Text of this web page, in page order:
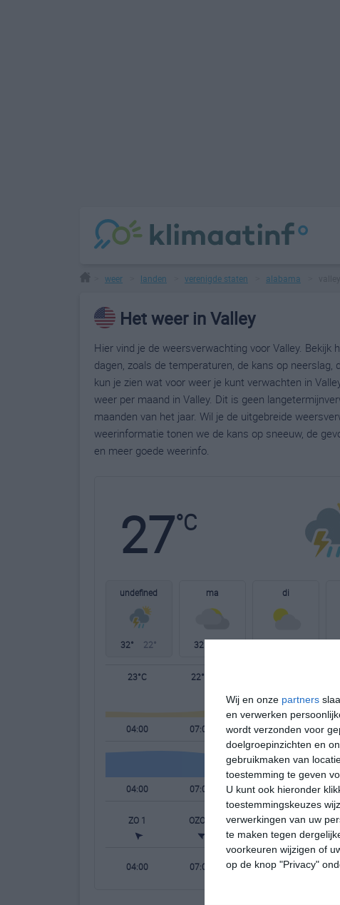
Wij en onze partners
en verwerken
wordt verzonden voor
doelgroepinzichten en
gebruikmaken van
toestemming te geven
U kunt ook hieronder
toestemmingskeuzes
verwerkingen van uw
te maken tegen
voorkeuren wijzigen of
op de knop "Privacy"
weer landen verenigde staten alabama
Het weer in Valley
Hier vind je de weersverwachting voor Valley.
dagen, zoals de temperaturen, de kans op
kun je zien wat voor weer je kunt verwachten in
weer per maand in Valley. Dit is geen
maanden van het jaar. Wil je de uitgebreide
weerinformatie tonen we de kans op sneeuw, de
en meer goede weerinfo.
27°C
undefined
32° 22°
ma
32°
di
23°C 22°C
04:00 07:00 10:00 13:00
04:00 07:00 10:00 13:00
ZO 1 OZO 1 ZZO 1 ZZO 1
04:00 07:00 10:00 13:00